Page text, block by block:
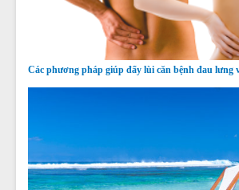
Các phương pháp giúp đẩy lùi căn bệnh đau lưng